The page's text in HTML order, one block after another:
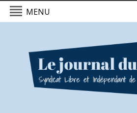
MENU
Politique & International
Economie
Culture & Société
Sport & Santé